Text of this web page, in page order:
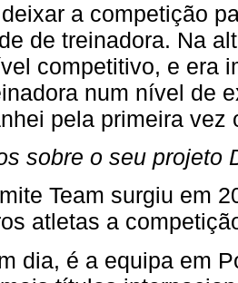
a competição
de treinadora. Na
competitivo, e era
num nível de
pela primeira vez
sobre o seu projeto
Team surgiu em
atletas a
dia, é a equipa em